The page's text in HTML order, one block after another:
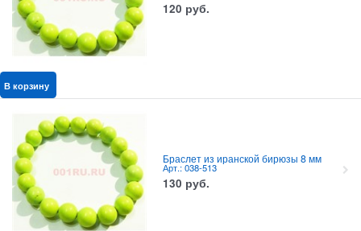
120 руб.
В корзину
Браслет из иранской бирюзы 8 мм
Арт.: 038-513
130 руб.